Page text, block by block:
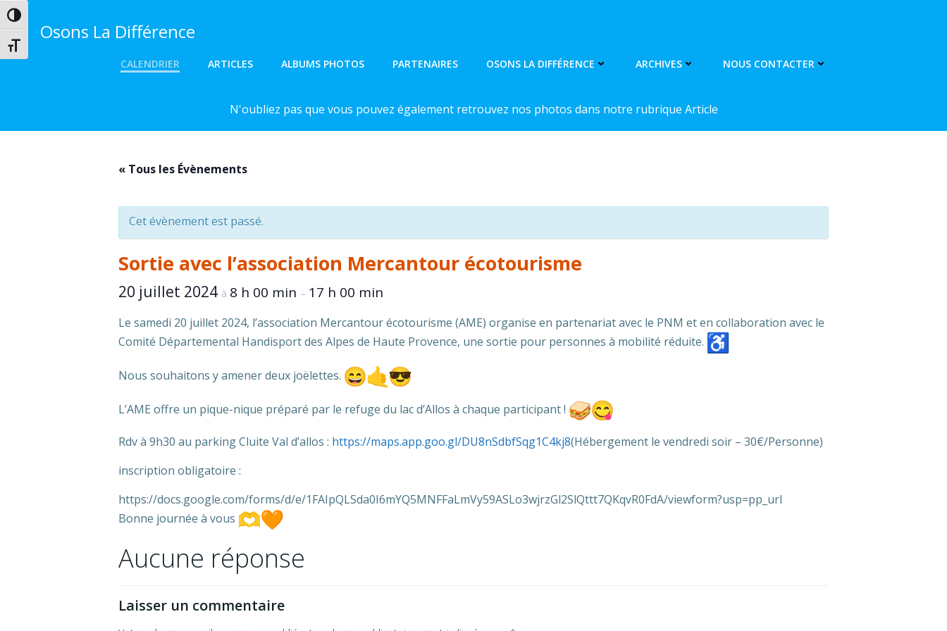
Passer en contraste élevé
Changer la taille de la police
Aller
au
contenuOsons La Différence
CALENDRIER ARTICLES ALBUMS PHOTOS PARTENAIRES OSONS LA DIFFÉRENCE ARCHIVES NOUS CONTACTER
N'oubliez pas que vous pouvez également retrouvez nos photos dans notre rubrique Article
« Tous les Évènements
Cet évènement est passé.
Sortie avec l’association Mercantour écotourisme
20 juillet 2024 à 8 h 00 min – 17 h 00 min
Le samedi 20 juillet 2024, l’association Mercantour écotourisme (AME) organise en partenariat avec le PNM et en collaboration avec le
Comité Départemental Handisport des Alpes de Haute Provence, une sortie pour personnes à mobilité réduite.
Nous souhaitons y amener deux joëlettes.
L’AME offre un pique-nique préparé par le refuge du lac d’Allos à chaque participant !
Rdv à 9h30 au parking Cluite Val d’allos : https://maps.app.goo.gl/DU8nSdbfSqg1C4kj8(Hébergement le vendredi soir – 30€/Personne)
inscription obligatoire :
https://docs.google.com/forms/d/e/1FAIpQLSda0I6mYQ5MNFFaLmVy59ASLo3wjrzGl2SlQttt7QKqvR0FdA/viewform?usp=pp_url
Bonne journée à vous
Aucune réponse
Laisser un commentaire